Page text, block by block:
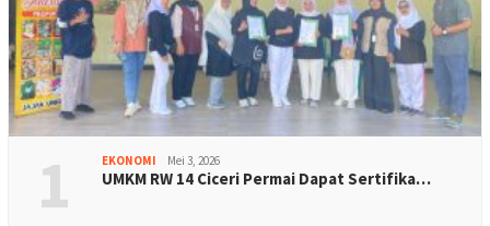
1 EKONOMI Mei 3, 2026
UMKM RW 14 Ciceri Permai Dapat Sertifika…